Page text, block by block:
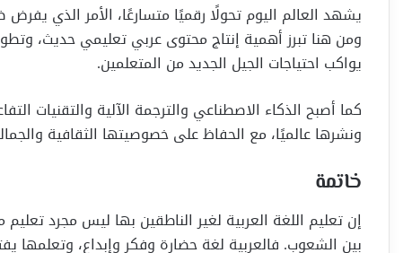
يشهد العالم اليوم تحولًا رقميًا متسارعًا، الأمر الذي
ومن هنا تبرز أهمية إنتاج محتوى عربي تعليمي حديث،
يواكب احتياجات الجيل الجديد من المتعلمين.
كما أصبح الذكاء الاصطناعي والترجمة الآلية والتقنيات
ونشرها عالميًا، مع الحفاظ على خصوصيتها الثقافية
خاتمة
إن تعليم اللغة العربية لغير الناطقين بها ليس مجرد
بين الشعوب. فالعربية لغة حضارة وفكر وإبداع، وتعلمها